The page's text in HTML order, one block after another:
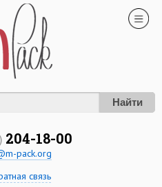
Найти
204-18-00
pack.org
связь